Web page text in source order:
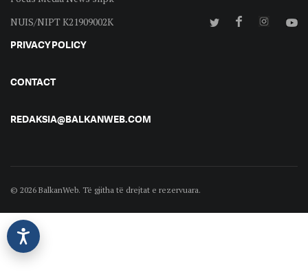
NUIS/NIPT K21909002K
PRIVACY POLICY
CONTACT
REDAKSIA@BALKANWEB.COM
© 2026 BalkanWeb. Të gjitha të drejtat e rezervuara.